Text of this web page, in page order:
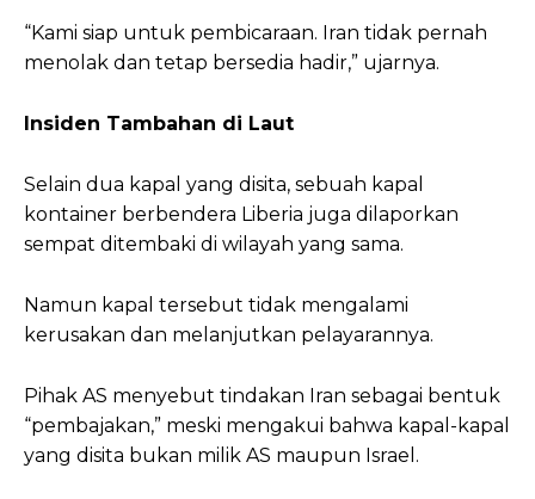
“Kami siap untuk pembicaraan. Iran tidak pernah
menolak dan tetap bersedia hadir,” ujarnya.
Insiden Tambahan di Laut
Selain dua kapal yang disita, sebuah kapal
kontainer berbendera Liberia juga dilaporkan
sempat ditembaki di wilayah yang sama.
Namun kapal tersebut tidak mengalami
kerusakan dan melanjutkan pelayarannya.
Pihak AS menyebut tindakan Iran sebagai bentuk
“pembajakan,” meski mengakui bahwa kapal-kapal
yang disita bukan milik AS maupun Israel.